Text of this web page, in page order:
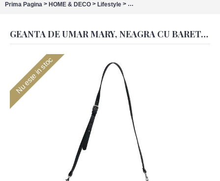
Prima Pagina > HOME & DECO > Lifestyle > Geanta de umar Mary, neagra
GEANTA DE UMAR MARY, NEAGRA CU BARETA REGLABILA 33X13X23 CM
Nu este in stoc